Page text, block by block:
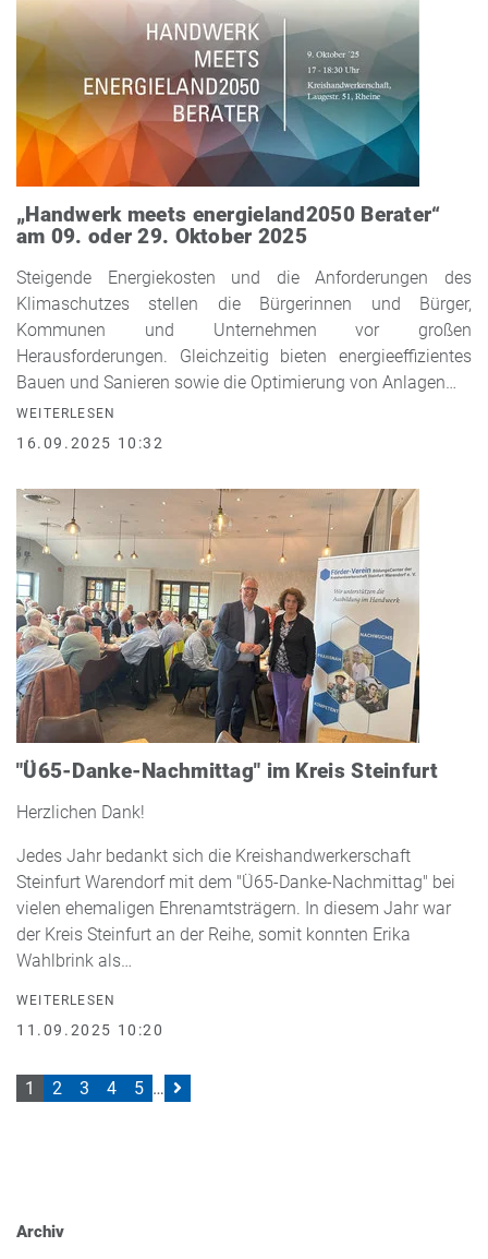
„Handwerk meets energieland2050 Berater“
am 09. oder 29. Oktober 2025
Steigende Energiekosten und die Anforderungen des
Klimaschutzes stellen die Bürgerinnen und Bürger,
Kommunen und Unternehmen vor großen
Herausforderungen. Gleichzeitig bieten energieeffizientes
Bauen und Sanieren sowie die Optimierung von Anlagen…
WEITERLESEN
16.09.2025 10:32
"Ü65-Danke-Nachmittag" im Kreis Steinfurt
Herzlichen Dank!
Jedes Jahr bedankt sich die Kreishandwerkerschaft
Steinfurt Warendorf mit dem "Ü65-Danke-Nachmittag" bei
vielen ehemaligen Ehrenamtsträgern. In diesem Jahr war
der Kreis Steinfurt an der Reihe, somit konnten Erika
Wahlbrink als…
WEITERLESEN
11.09.2025 10:20
1 2 3 4 5 …
Archiv